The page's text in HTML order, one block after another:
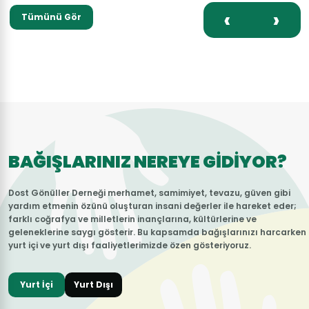
‹ ›
Tümünü Gör
BAĞIŞLARINIZ NEREYE GİDİYOR?
Dost Gönüller Derneği merhamet, samimiyet, tevazu, güven gibi
yardım etmenin özünü oluşturan insani değerler ile hareket eder;
farklı coğrafya ve milletlerin inançlarına, kültürlerine ve
geleneklerine saygı gösterir. Bu kapsamda bağışlarınızı harcarken
yurt içi ve yurt dışı faaliyetlerimizde özen gösteriyoruz.
Yurt İçi Yurt Dışı